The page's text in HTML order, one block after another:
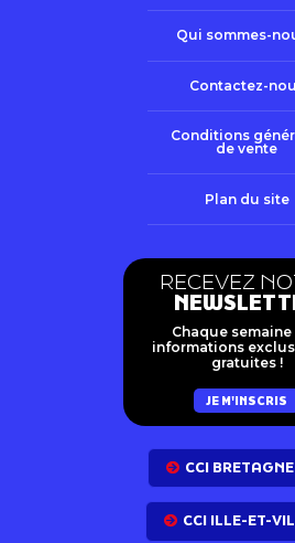
Qui sommes-
Contactez-
Conditions
de vente
Plan du site
RECEVEZ
Chaque semaine
informations
gratuites !
JE M'INSCRIS
CCI BRETAGNE
CCI ILLE-ET-